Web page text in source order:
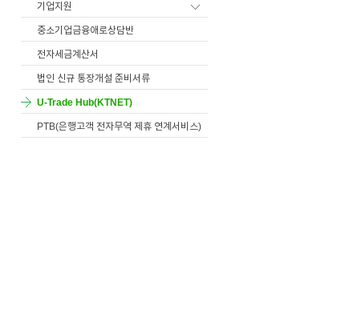
기업지원
중소기업금융애로상담반
전자세금계산서
법인 신규 통장개설 준비서류
U-Trade Hub(KTNET)
PTB(은행고객 전자무역 제휴 연계서비스)